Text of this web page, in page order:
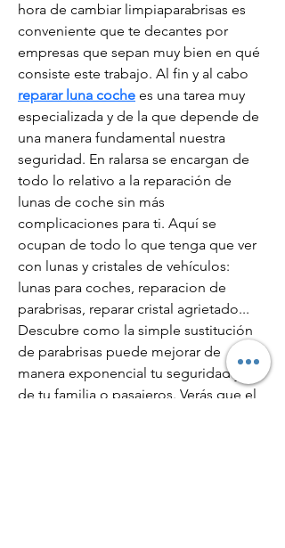
hora de cambiar limpiaparabrisas es
conveniente que te decantes por
empresas que sepan muy bien en qué
consiste este trabajo. Al fin y al cabo
reparar luna coche es una tarea muy
especializada y de la que depende de
una manera fundamental nuestra
seguridad. En ralarsa se encargan de
todo lo relativo a la reparación de
lunas de coche sin más
complicaciones para ti. Aquí se
ocupan de todo lo que tenga que ver
con lunas y cristales de vehículos:
lunas para coches, reparacion de
parabrisas, reparar cristal agrietado...
Descubre como la simple sustitución
de parabrisas puede mejorar de
manera exponencial tu seguridad y la
de tu familia o pasajeros. Verás que el